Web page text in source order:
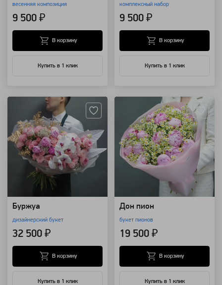
весенняя композиция
9 500 ₽
Купить в 1 клик
В корзину
комплексный набор
9 500 ₽
Купить в 1 клик
В корзину
Буржуа
дизайнерский букет
32 500 ₽
Купить в 1 клик
В корзину
Дон пион
букет пионов
19 500 ₽
Купить в 1 клик
В корзину